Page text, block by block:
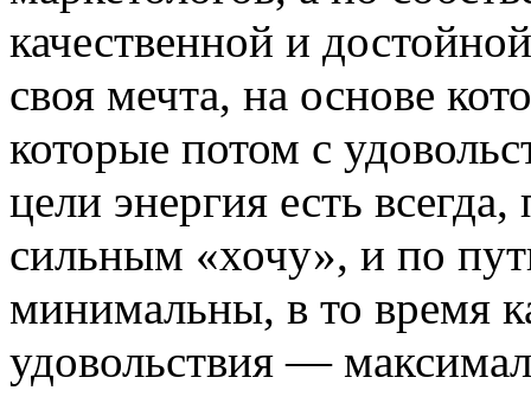
качественной и
своя мечта, на основе
которые потом с
цели энергия есть
сильным «хочу», и по
минимальны, в то время
удовольствия —